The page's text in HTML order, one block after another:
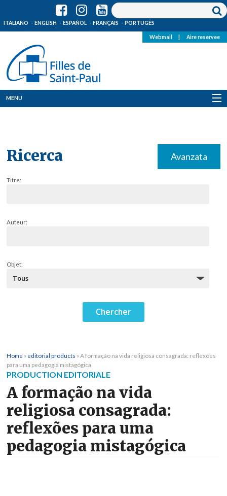
ITALIANO ENGLISH ESPAÑOL FRANÇAIS PORTUGÊS
Webmail Aire reservee
MENU
Ricerca Avanzata
Titre:
Auteur:
Objet:
Home » editorial products »A formação na vida religiosa consagrada: reflexões
para uma pedagogia mistagógica
PRODUCTION EDITORIALE
A formação na vida
religiosa consagrada:
reflexões para uma
pedagogia mistagógica